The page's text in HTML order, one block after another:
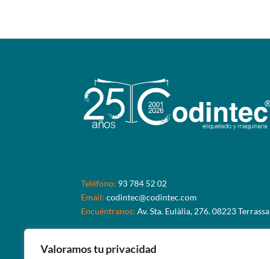
Valoramos tu privacidad
Teléfono: 93 784 52 02
Email:codintec@codintec.com
Encuéntranos:Av. Sta. Eulàlia, 276. 08223 Terrassa